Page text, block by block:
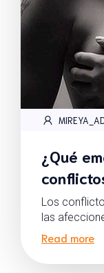
¿Qué
Los
las
Read more